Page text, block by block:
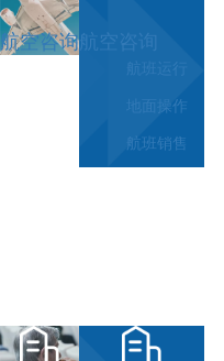
航空咨询航空咨询
航班运行
地面操作
航班销售